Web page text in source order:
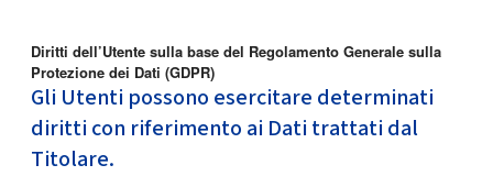
Diritti dell’Utente sulla base del Regolamento Generale sulla
Protezione dei Dati (GDPR)
Gli Utenti possono esercitare determinati
diritti con riferimento ai Dati trattati dal
Titolare.